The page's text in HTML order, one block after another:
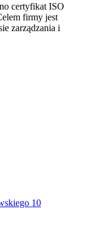
certyfikat ISO
firmy jest
zarządzania i
10